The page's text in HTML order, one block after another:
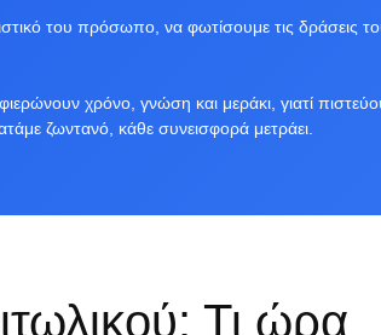
του πρόσωπο, να φωτίσουμε τις δράσεις
χρόνο, γνώση και μεράκι, γιατί
ζωντανό, κάθε συνεισφορά μετράει.
Τι ώρα